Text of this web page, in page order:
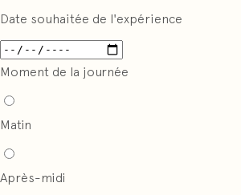
Date souhaitée de l'expérience
Moment de la journée
Matin
Après-midi